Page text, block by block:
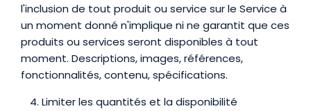
l'inclusion de tout produit ou service sur le Service à
un moment donné n'implique ni ne garantit que ces
produits ou services seront disponibles à tout
moment. Descriptions, images, références,
fonctionnalités, contenu, spécifications.
Limiter les quantités et la disponibilité